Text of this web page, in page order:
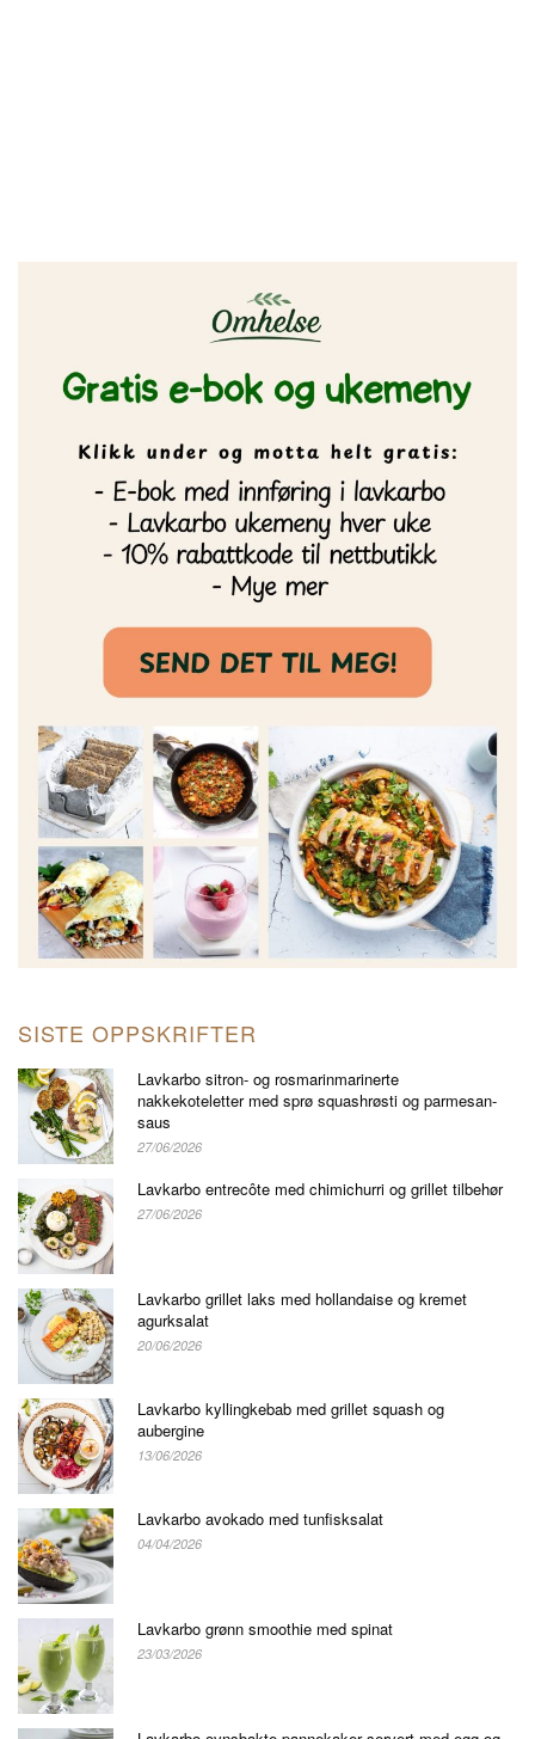
SISTE OPPSKRIFTER
Lavkarbo sitron- og rosmarinmarinerte
nakkekoteletter med sprø squashrøsti og parmesan-
saus
27/06/2026
Lavkarbo entrecôte med chimichurri og grillet tilbehør
27/06/2026
Lavkarbo grillet laks med hollandaise og kremet
agurksalat
20/06/2026
Lavkarbo kyllingkebab med grillet squash og
aubergine
13/06/2026
Lavkarbo avokado med tunfisksalat
04/04/2026
Lavkarbo grønn smoothie med spinat
23/03/2026